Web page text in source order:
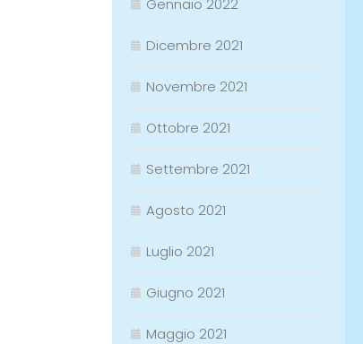
Gennaio 2022
Dicembre 2021
Novembre 2021
Ottobre 2021
Settembre 2021
Agosto 2021
Luglio 2021
Giugno 2021
Maggio 2021